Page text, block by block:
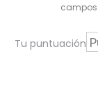
c
Tu puntuación